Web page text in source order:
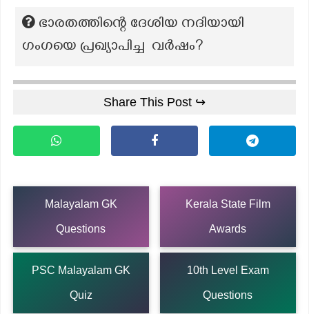
ഭാരതത്തിന്റെ ദേശിയ നദിയായി
ഗംഗയെ പ്രഖ്യാപിച്ച വർഷം?
Share This Post ↪
Malayalam GK
Questions
Kerala State Film
Awards
PSC Malayalam GK
Quiz
10th Level Exam
Questions